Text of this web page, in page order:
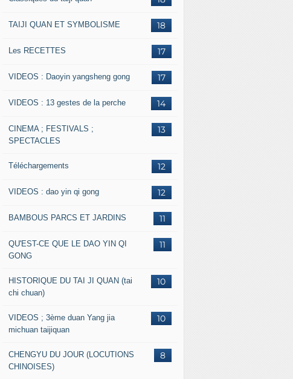
18
TAIJI QUAN ET SYMBOLISME
17
Les RECETTES
17
VIDEOS : Daoyin yangsheng gong
14
VIDEOS : 13 gestes de la perche
13
CINEMA ; FESTIVALS ;
SPECTACLES
12
Téléchargements
12
VIDEOS : dao yin qi gong
11
BAMBOUS PARCS ET JARDINS
11
QU'EST-CE QUE LE DAO YIN QI
GONG
10
HISTORIQUE DU TAI JI QUAN (tai
chi chuan)
10
VIDEOS ; 3ème duan Yang jia
michuan taijiquan
8
CHENGYU DU JOUR (LOCUTIONS
CHINOISES)